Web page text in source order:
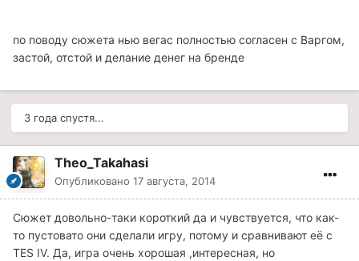
по поводу сюжета нью вегас полностью согласен с Варгом,
застой, отстой и делание денег на бренде
3 года спустя...
Theo_Takahasi
Опубликовано 17 августа, 2014
Сюжет довольно-таки короткий да и чувствуется, что как-
то пустовато они сделали игру, потому и сравнивают её с
TES IV. Да, игра очень хорошая ,интересная, но